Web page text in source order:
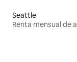
Seattle